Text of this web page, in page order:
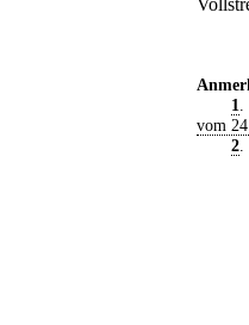
1.
vom
2.